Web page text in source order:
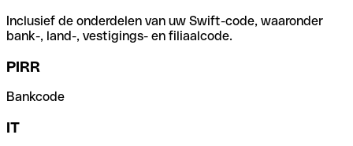
Inclusief de onderdelen van uw Swift-code, waaronder
bank-, land-, vestigings- en filiaalcode.
PIRR
Bankcode
IT